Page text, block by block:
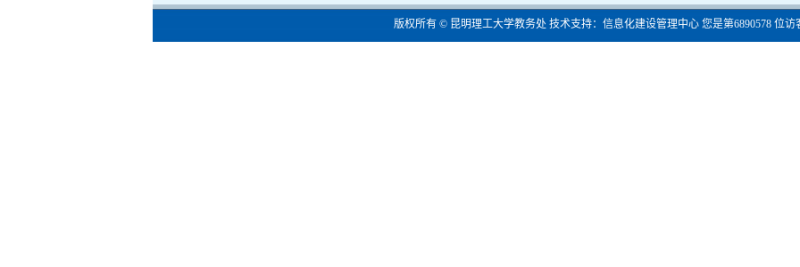
版权所有 © 昆明理工大学教务处 技术支持：信息化建设管理中心 您是第6890578 位访